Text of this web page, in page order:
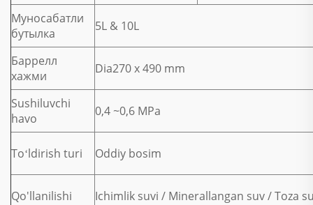
Муносабатли
бутылка
5L & 10L
Баррелл
хажми
Dia270 x 490 mm
Sushiluvchi
havo
0,4 ~0,6 MPa
Toʻldirish turi Oddiy bosim
Qo'llanilishi Ichimlik suvi / Minerallangan suv / Toza